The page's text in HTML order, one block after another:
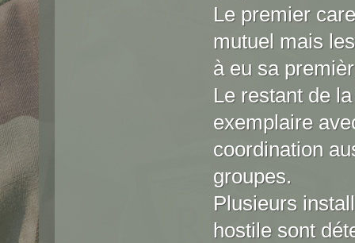
Le premier
mutuel mais
à eu sa
Le restant de
exemplaire
coordination
groupes.
Plusieurs
hostile sont